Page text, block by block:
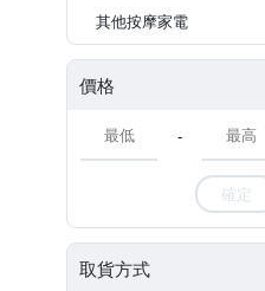
其他按摩家電
價格
-
確定
取貨方式